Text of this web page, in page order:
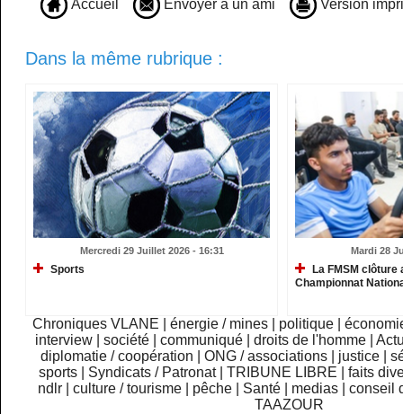
Accueil Envoyer à un ami Version
Dans la même rubrique :
Mercredi 29 Juillet 2026 - 16:31
Sports
Mardi 28
La FMSM
Championnat
Chroniques VLANE énergie / mines politique
interview
|société |communiqué |droits de l'homme |
diplomatie / coopération
ONG / associations justice
sports
Syndicats / Patronat TRIBUNE LIBRE
faits
ndlr
|culture / tourisme pêche Santé medias |conseil
TAAZOUR